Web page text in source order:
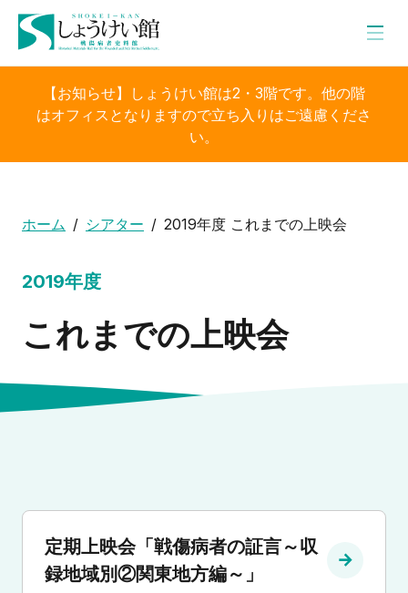
【お知らせ】しょうけい館は2・3階です。他の階
はオフィスとなりますので立ち入りはご遠慮くださ
い。
ホーム シアター 2019年度 これまでの上映会
2019年度
これまでの上映会
定期上映会「戦傷病者の証言～収
録地域別②関東地方編～」